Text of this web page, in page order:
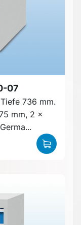
07
736 mm.
mm, 2 x